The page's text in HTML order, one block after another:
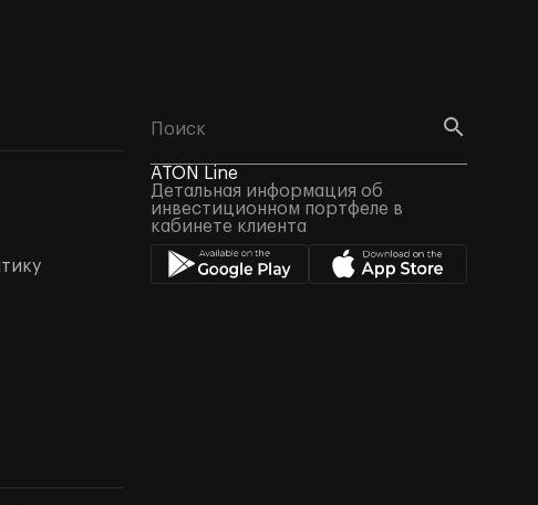
ATON Line
Детальная информация об
инвестиционном портфеле в
кабинете клиента